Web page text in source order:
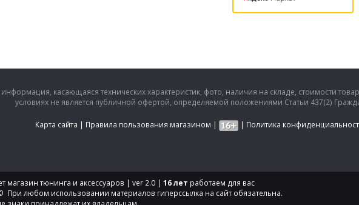
информация, касающаяся технических характеристик, фото, наличия на складе, стоимости
условиях не является публичной офертой, определяемой положениями Статьи 437(2)
Карта сайта | Правила пользования магазином | | Политика
магазин тюнинга и аксессуаров | ver 2.0 | 16 лет работаем для вас
© При любом использовании материалов гиперссылка на сайт обязательна.